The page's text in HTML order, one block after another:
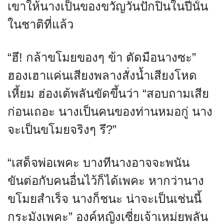
เขาให้นางเป็นของขวัญวันปักปิ่นในปีนั้น
ในชาติที่แล้ว
“ฮึ! กล้าขโมยของๆ ข้า ตัดมือนางซะ”
ฮองเฮาแค่นเสียงพลางสั่งน้ำเสียงโหด
เหี้ยม ฮ่องเต้พลันขัดขึ้นว่า “สอบถามเสีย
ก่อนเถอะ นางเป็นคนของท่านหมอกู่ นาง
จะเป็นขโมยจริงๆ รึ?”
“เสด็จพ่อเพคะ บางทีนางอาจจะพนัน
ขันต่อกับคนอื่นไว้ก็ได้เพคะ หากว่านาง
ขโมยสำเร็จ นางก็ชนะ น่าจะเป็นเช่นนี้
กระมังเพคะ” องค์หญิงเซี่ยเจ้าเหม่ยพลัน